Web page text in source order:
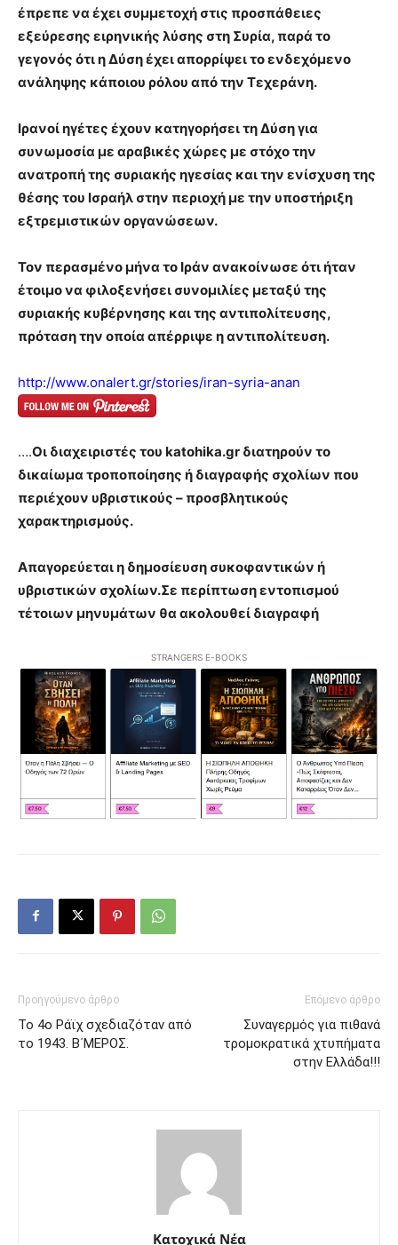
έπρεπε να έχει συμμετοχή στις προσπάθειες
εξεύρεσης ειρηνικής λύσης στη Συρία, παρά το
γεγονός ότι η Δύση έχει απορρίψει το ενδεχόμενο
ανάληψης κάποιου ρόλου από την Τεχεράνη.
Ιρανοί ηγέτες έχουν κατηγορήσει τη Δύση για
συνωμοσία με αραβικές χώρες με στόχο την
ανατροπή της συριακής ηγεσίας και την ενίσχυση της
θέσης του Ισραήλ στην περιοχή με την υποστήριξη
εξτρεμιστικών οργανώσεων.
Τον περασμένο μήνα το Ιράν ανακοίνωσε ότι ήταν
έτοιμο να φιλοξενήσει συνομιλίες μεταξύ της
συριακής κυβέρνησης και της αντιπολίτευσης,
πρόταση την οποία απέρριψε η αντιπολίτευση.
http://www.onalert.gr/stories/iran-syria-anan
….Οι διαχειριστές του katohika.gr διατηρούν το
δικαίωμα τροποποίησης ή διαγραφής σχολίων που
περιέχουν υβριστικούς – προσβλητικούς
χαρακτηρισμούς.
Απαγορεύεται η δημοσίευση συκοφαντικών ή
υβριστικών σχολίων.Σε περίπτωση εντοπισμού
τέτοιων μηνυμάτων θα ακολουθεί διαγραφή
STRANGERS E-BOOKS
Προηγούμενο άρθρο
Το 4ο Ράϊχ σχεδιαζόταν από
το 1943. Β΄ΜΕΡΟΣ.
Επόμενο άρθρο
Συναγερμός για πιθανά
τρομοκρατικά χτυπήματα
στην Ελλάδα!!!
Κατοχικά Νέα